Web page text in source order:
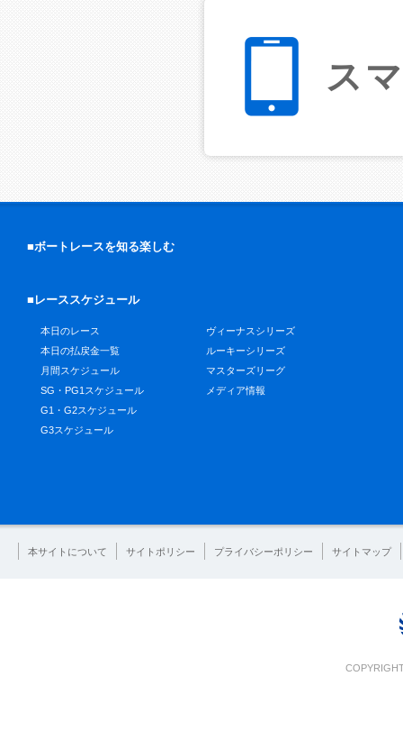
ス
■ボートレースを知る楽しむ
■レーススケジュール
本日のレース
本日の払戻金一覧
月間スケジュール
SG・PG1スケジュール
G1・G2スケジュール
G3スケジュール
ヴィーナスシリーズ
ルーキーシリーズ
マスターズリーグ
メディア情報
本サイトについて サイトポリシー プライバシーポリシー サイトマップ